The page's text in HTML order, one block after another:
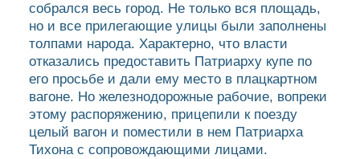
собрался весь город. Не только вся площадь,
но и все прилегающие улицы были заполнены
толпами народа. Характерно, что власти
отказались предоставить Патриарху купе по
его просьбе и дали ему место в плацкартном
вагоне. Но железнодорожные рабочие, вопреки
этому распоряжению, прицепили к поезду
целый вагон и поместили в нем Патриарха
Тихона с сопровождающими лицами.